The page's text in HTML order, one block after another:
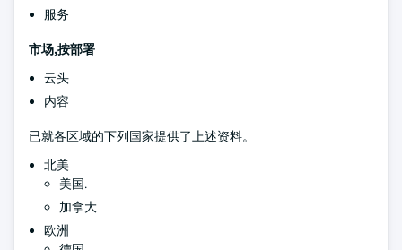
服务
市场,按部署
云头
内容
已就各区域的下列国家提供了上述资料。
北美
美国.
加拿大
欧洲